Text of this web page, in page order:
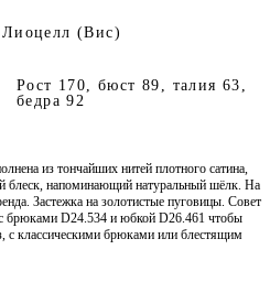
(Вис)
Рост 170, бюст 89, талия 63,
бедра 92
из тончайших нитей плотного сатина,
блеск, напоминающий натуральный шёлк. На
Застежка на золотистые пуговицы. Совет
с брюками D24.534 и юбкой D26.461 чтобы
с классическими брюками или блестящим